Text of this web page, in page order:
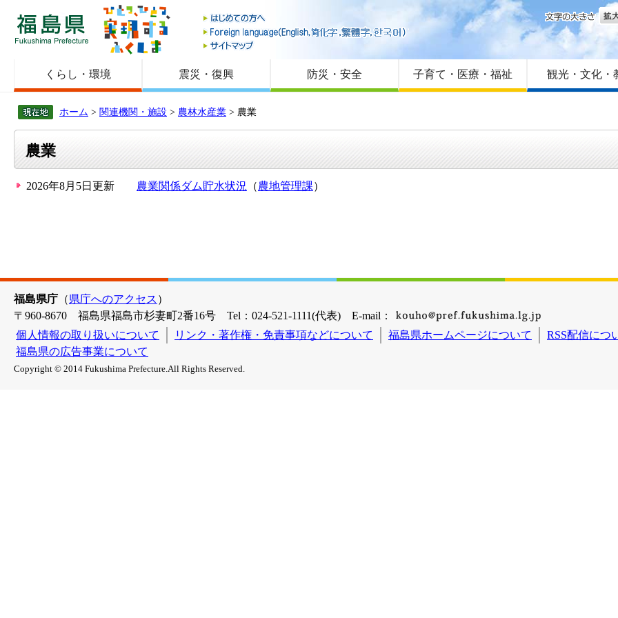
福島県
はじめての方へ
Foreign language
サイトマップ
文字
くらし・環境 震災・復興 防災・安全 子育て・医療・福祉 観光・文化・
ホーム > 関連機関・施設 > 農林水産業 > 農業
農業
2026年8月5日更新 農業関係ダム貯水状況 （農地管理課）
福島県庁 （県庁へのアクセス ）
〒960-8670 福島県福島市杉妻町2番16号 Tel：024-521-1111(代表) E-mail：
個人情報の取り扱いについて
リンク・著作権・免責事項などについて 福島県ホームページについて
RSS配信につ
福島県の広告事業について
Copyright © 2014 Fukushima Prefecture.All Rights Reserved.